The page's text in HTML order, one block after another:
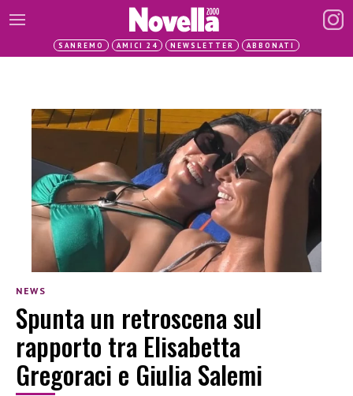
SANREMO AMICI 24 NEWSLETTER ABBONATI
NEWS
Spunta un retroscena sul
rapporto tra Elisabetta
Gregoraci e Giulia Salemi